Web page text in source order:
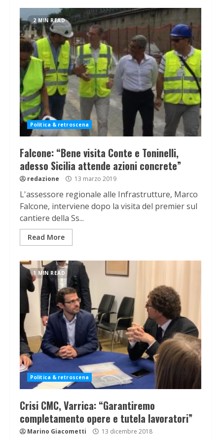
2 MIN READ
Politica & retroscena
Falcone: “Bene visita Conte e Toninelli,
adesso Sicilia attende azioni concrete”
redazione 13 marzo 2019
L'assessore regionale alle Infrastrutture, Marco
Falcone, interviene dopo la visita del premier sul
cantiere della Ss...
Read More
1 MIN READ
Politica & retroscena
Crisi CMC, Varrica: “Garantiremo
completamento opere e tutela lavoratori”
Marino Giacometti 13 dicembre 2018